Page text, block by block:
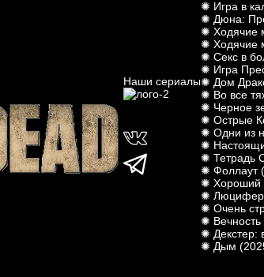
Наши сериалы
✺ Игра в
✺ Дюна:
✺ Ходячие
✺ Ходячие
✺ Секс в
✺ Игра
✺ Дом
✺ Во все
✺ Черное
✺ Острые
✺ Одни из
✺
✺ Тетрадь
✺ Фоллаут
✺ Хороший
✺ Люцифер
✺ Очень
✺ Вечность
✺ Декстер:
✺ Дым